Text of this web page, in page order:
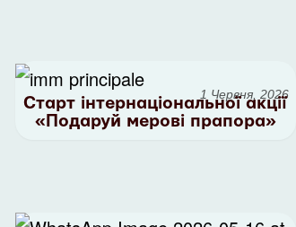
1 Червня, 2026
Старт інтернаціональної акції
«Подаруй мерові прапора»